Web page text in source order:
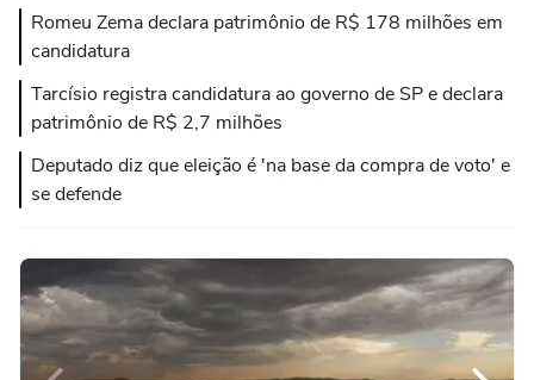
Romeu Zema declara patrimônio de R$ 178 milhões em
candidatura
Tarcísio registra candidatura ao governo de SP e declara
patrimônio de R$ 2,7 milhões
Deputado diz que eleição é 'na base da compra de voto' e
se defende